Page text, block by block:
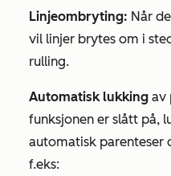
Linjeombryting: Når
vil linjer brytes om i
rulling.
Automatisk lukking av
funksjonen er slått på,
automatisk parenteser
f.eks: